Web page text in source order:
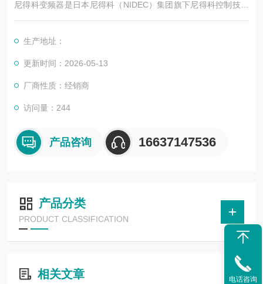
尼得科变频器是日本尼得科（NIDEC）集团旗下尼得科控制技术
（Control Techniques，简称尼得科 CT）的核心产品系列，专注
涵盖低压交流变频、中压交流变频、运动控制、直流驱动等类
别，广泛应用于电梯、起重、机床、纺织、印刷、物流、化工等
生产地址：
更新时间：2026-05-13
厂商性质：经销商
访问量：244
产品咨询 16637147536
产品分类
PRODUCT CLASSIFICATION
相关文章 电话咨询